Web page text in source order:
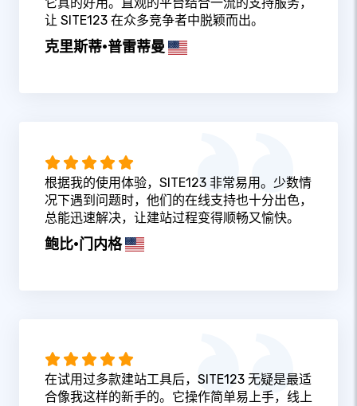
它真的好用。直观的平台结合一流的支持服务，
让 SITE123 在众多竞争者中脱颖而出。
克里斯蒂·普雷蒂曼
根据我的使用体验，SITE123 非常易用。少数情
况下遇到问题时，他们的在线支持也十分出色，
总能迅速解决，让建站过程变得顺畅又愉快。
鲍比·门内格
在试用过多款建站工具后，SITE123 无疑是最适
合像我这样的新手的。它操作简单易上手，线上